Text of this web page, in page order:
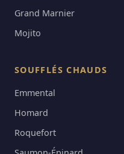
Grand Marnier
Mojito
SOUFFLÉS CHAUDS
Emmental
Homard
Roquefort